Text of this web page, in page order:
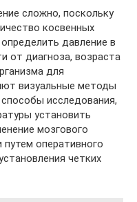
сложно, поскольку
косвенных
давление в
от диагноза, возраста
для
визуальные методы
исследования,
установить
мозгового
оперативного
четких